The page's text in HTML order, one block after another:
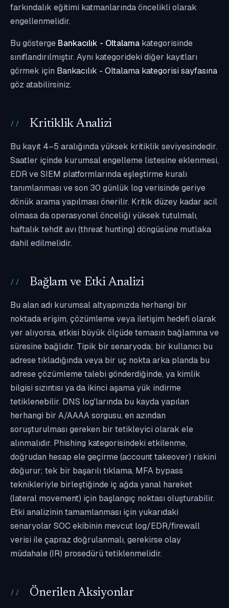
farkındalık eğitimi katmanlarında öncelikli olarak
engellenmelidir.
Bu gösterge Bankacılık - Oltalama kategorisinde
sınıflandırılmıştır. Aynı kategorideki diğer kayıtları
görmek için Bankacılık - Oltalama kategorisi sayfasına
göz atabilirsiniz.
Kritiklik Analizi
Bu kayıt 4–5 aralığında yüksek kritiklik seviyesindedir.
Saatler içinde kurumsal engelleme listesine eklenmesi,
EDR ve SIEM platformlarında eşleştirme kuralı
tanımlanması ve son 30 günlük log verisinde geriye
dönük arama yapılması önerilir. Kritik düzey kadar acil
olmasa da operasyonel önceliği yüksek tutulmalı,
haftalık tehdit avı (threat hunting) döngüsüne mutlaka
dahil edilmelidir.
Bağlam ve Etki Analizi
Bu alan adı kurumsal altyapınızda herhangi bir
noktada erişim, çözümleme veya iletişim hedefi olarak
yer alıyorsa, etkisi büyük ölçüde temasın bağlamına ve
süresine bağlıdır. Tipik bir senaryoda; bir kullanıcı bu
adrese tıkladığında veya bir uç nokta arka planda bu
adrese çözümleme talebi gönderdiğinde, ya kimlik
bilgisi sızıntısı ya da ikinci aşama yük indirme
tetiklenebilir. DNS log'larında bu kayda yapılan
herhangi bir A/AAAA sorgusu, en azından
soruşturulması gereken bir tetikleyici olarak ele
alınmalıdır. Phishing kategorisindeki etkilenme,
doğrudan hesap ele geçirme (account takeover) riskini
doğurur; tek bir başarılı tıklama, MFA bypass
teknikleriyle birleştiğinde iç ağda yanal hareket
(lateral movement) için başlangıç noktası oluşturabilir.
Etki analizinin tamamlanması için yukarıdaki
senaryolar SOC ekibinin mevcut log/EDR/firewall
verisi ile çapraz doğrulanmalı, gerekirse olay
müdahale (IR) prosedürü tetiklenmelidir.
Önerilen Aksiyonlar